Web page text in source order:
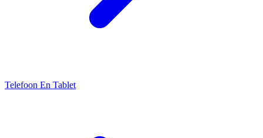
Telefoon En Tablet